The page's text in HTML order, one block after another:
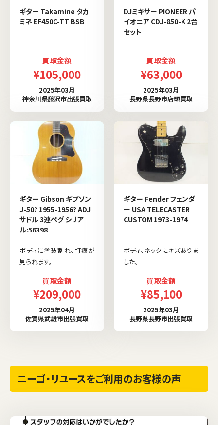
ギター Takamine タカ
ミネ EF450C-TT BSB
買取金額
¥105,000
2025年03月
神奈川県藤沢市出張買取
DJミキサー PIONEER パ
イオニア CDJ-850-K 2台
セット
買取金額
¥63,000
2025年03月
長野県長野市店頭買取
ギター Gibson ギブソン
J-50? 1955-1956? ADJ
サドル 3連ペグ シリア
ル:56398
ボディに塗装割れ、打痕が
見られます。
買取金額
¥209,000
2025年04月
佐賀県武雄市出張買取
ギター Fender フェンダ
ー USA TELECASTER
CUSTOM 1973-1974
ボディ、ネックにキズありま
した。
買取金額
¥85,100
2025年03月
長野県長野市出張買取
ニーゴ・リユースをご利用のお客様の声